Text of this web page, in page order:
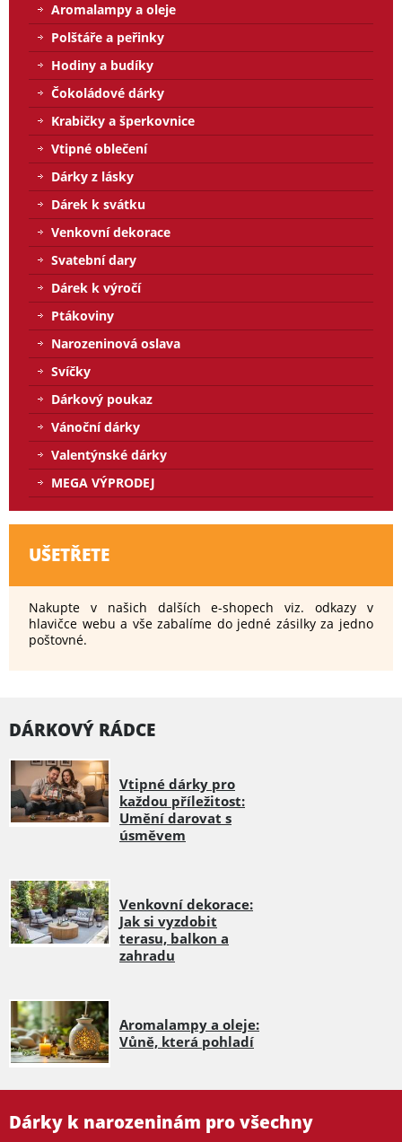
Aromalampy a oleje
Polštáře a peřinky
Hodiny a budíky
Čokoládové dárky
Krabičky a šperkovnice
Vtipné oblečení
Dárky z lásky
Dárek k svátku
Venkovní dekorace
Svatební dary
Dárek k výročí
Ptákoviny
Narozeninová oslava
Svíčky
Dárkový poukaz
Vánoční dárky
Valentýnské dárky
MEGA VÝPRODEJ
UŠETŘETE
Nakupte v našich dalších e-shopech viz. odkazy v
hlavičce webu a vše zabalíme do jedné zásilky za jedno
poštovné.
DÁRKOVÝ RÁDCE
Vtipné dárky pro
každou příležitost:
Umění darovat s
úsměvem
Venkovní dekorace:
Jak si vyzdobit
terasu, balkon a
zahradu
Aromalampy a oleje:
Vůně, která pohladí
Dárky k narozeninám pro všechny